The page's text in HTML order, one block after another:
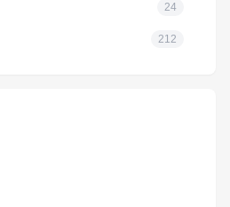
24
212